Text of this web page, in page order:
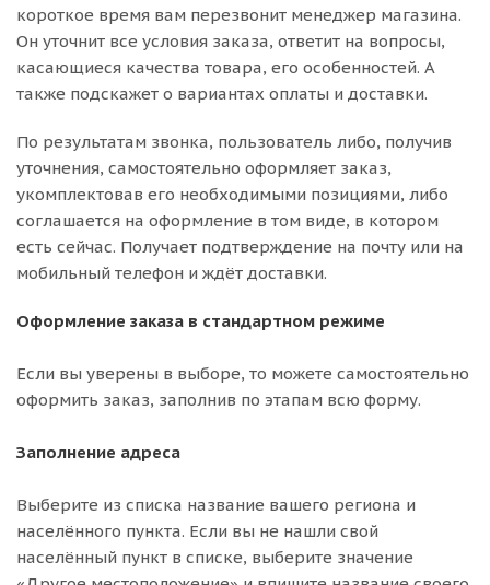
короткое время вам перезвонит менеджер магазина.
Он уточнит все условия заказа, ответит на вопросы,
касающиеся качества товара, его особенностей. А
также подскажет о вариантах оплаты и доставки.
По результатам звонка, пользователь либо, получив
уточнения, самостоятельно оформляет заказ,
укомплектовав его необходимыми позициями, либо
соглашается на оформление в том виде, в котором
есть сейчас. Получает подтверждение на почту или на
мобильный телефон и ждёт доставки.
Оформление заказа в стандартном режиме
Если вы уверены в выборе, то можете самостоятельно
оформить заказ, заполнив по этапам всю форму.
Заполнение адреса
Выберите из списка название вашего региона и
населённого пункта. Если вы не нашли свой
населённый пункт в списке, выберите значение